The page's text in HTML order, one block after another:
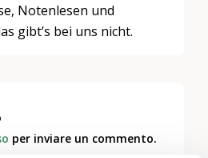
Notenlesen und
gibt’s bei uns nicht.
per inviare un commento.